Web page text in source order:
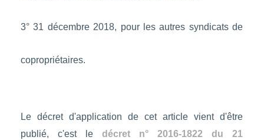
3° 31 décembre 2018, pour les autres syndicats de
copropriétaires.
Le décret d'application de cet article vient d'être
publié, c'est ledécret n° 2016-1822 du 21